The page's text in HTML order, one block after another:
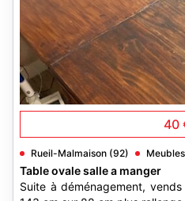
40
Rueil-Malmaison (92) Meubles
Table ovale salle a manger
Suite à déménagement,